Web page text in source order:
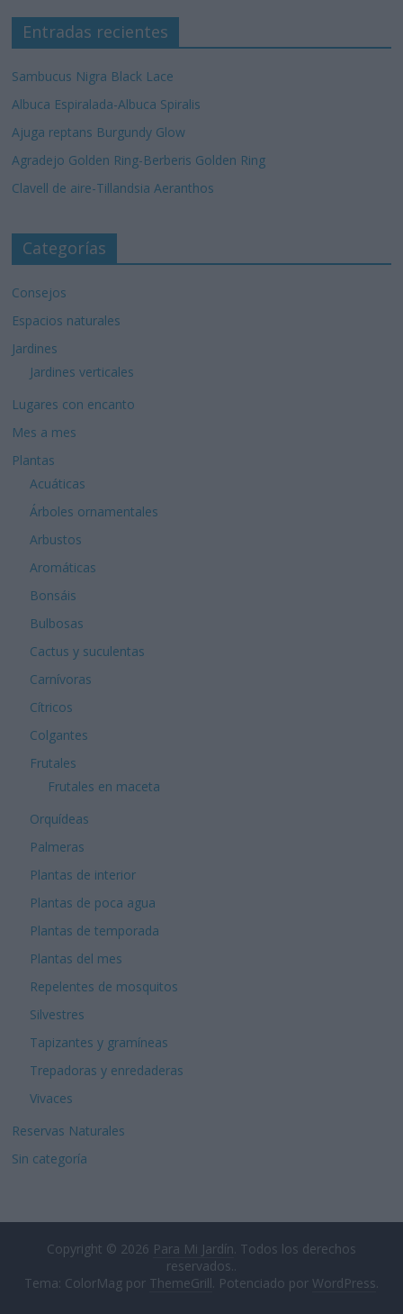
Entradas recientes
Sambucus Nigra Black Lace
Albuca Espiralada-Albuca Spiralis
Ajuga reptans Burgundy Glow
Agradejo Golden Ring-Berberis Golden Ring
Clavell de aire-Tillandsia Aeranthos
Categorías
Consejos
Espacios naturales
Jardines
Jardines verticales
Lugares con encanto
Mes a mes
Plantas
Acuáticas
Árboles ornamentales
Arbustos
Aromáticas
Bonsáis
Bulbosas
Cactus y suculentas
Carnívoras
Cítricos
Colgantes
Frutales
Frutales en maceta
Orquídeas
Palmeras
Plantas de interior
Plantas de poca agua
Plantas de temporada
Plantas del mes
Repelentes de mosquitos
Silvestres
Tapizantes y gramíneas
Trepadoras y enredaderas
Vivaces
Reservas Naturales
Sin categoría
Copyright © 2026 Para Mi Jardín. Todos los derechos
reservados..
Tema: ColorMag por ThemeGrill. Potenciado por WordPress.